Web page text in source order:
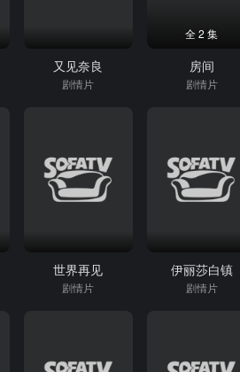
又见奈良
剧情片
全 2 集
房间
剧情片
世界再见
剧情片
伊丽莎白镇
剧情片